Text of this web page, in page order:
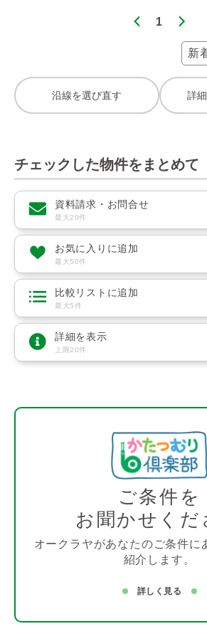
1
沿線を選び直す 詳
チェックした物件をまとめて
資料請求・お問合せ
最大20件
お気に入りに追加
最大50件
比較リストに追加
最大5件
詳細を表示
上限20件
ご条件を
お聞かせくだ
オークラヤがあなたのご条件に
紹介します。
詳しく見る